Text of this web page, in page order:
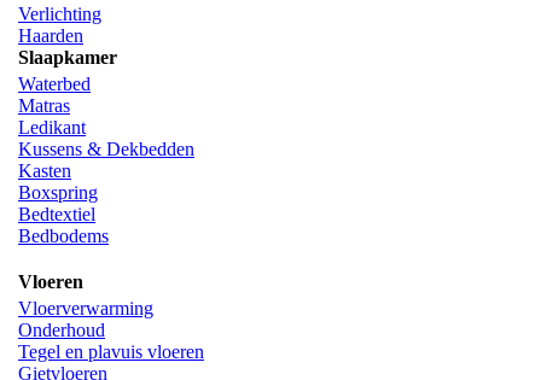
Verlichting
Haarden
Slaapkamer
Waterbed
Matras
Ledikant
Kussens & Dekbedden
Kasten
Boxspring
Bedtextiel
Bedbodems
Vloeren
Vloerverwarming
Onderhoud
Tegel en plavuis vloeren
Gietvloeren